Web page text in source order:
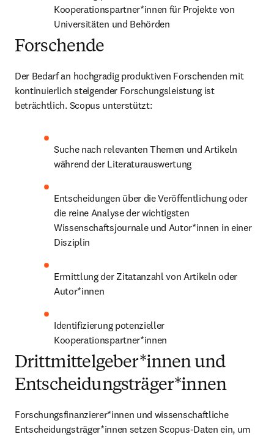
Kooperationspartner*innen für Projekte von
Universitäten und Behörden
Forschende
Der Bedarf an hochgradig produktiven Forschenden mit
kontinuierlich steigender Forschungsleistung ist
beträchtlich. Scopus unterstützt:
Suche nach relevanten Themen und Artikeln
während der Literaturauswertung
Entscheidungen über die Veröffentlichung oder
die reine Analyse der wichtigsten
Wissenschaftsjournale und Autor*innen in einer
Disziplin
Ermittlung der Zitatanzahl von Artikeln oder
Autor*innen
Identifizierung potenzieller
Kooperationspartner*innen
Drittmittelgeber*innen und
Entscheidungsträger*innen
Forschungsfinanzierer*innen und wissenschaftliche
Entscheidungsträger*innen setzen Scopus-Daten ein, um